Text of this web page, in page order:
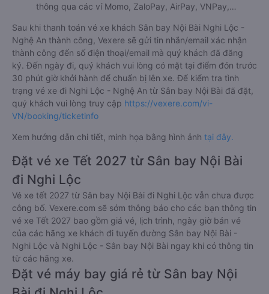
thông qua các ví Momo, ZaloPay, AirPay, VNPay,…
Sau khi thanh toán vé xe khách Sân bay Nội Bài Nghi Lộc -
Nghệ An thành công, Vexere sẽ gửi tin nhắn/email xác nhận
thành công đến số điện thoại/email mà quý khách đã đăng
ký. Đến ngày đi, quý khách vui lòng có mặt tại điểm đón trước
30 phút giờ khởi hành để chuẩn bị lên xe. Để kiểm tra tình
trạng vé xe đi Nghi Lộc - Nghệ An từ Sân bay Nội Bài đã đặt,
quý khách vui lòng truy cập https://vexere.com/vi-
VN/booking/ticketinfo
Xem hướng dẫn chi tiết, minh họa bằng hình ảnh tại đây.
Đặt vé xe Tết 2027 từ Sân bay Nội Bài
đi Nghi Lộc
Vé xe tết 2027 từ Sân bay Nội Bài đi Nghi Lộc vẫn chưa được
công bố. Vexere.com sẽ sớm thông báo cho các bạn thông tin
vé xe Tết 2027 bao gồm giá vé, lịch trình, ngày giờ bán vé
của các hãng xe khách đi tuyến đường Sân bay Nội Bài -
Nghi Lộc và Nghi Lộc - Sân bay Nội Bài ngay khi có thông tin
từ các hãng xe.
Đặt vé máy bay giá rẻ từ Sân bay Nội